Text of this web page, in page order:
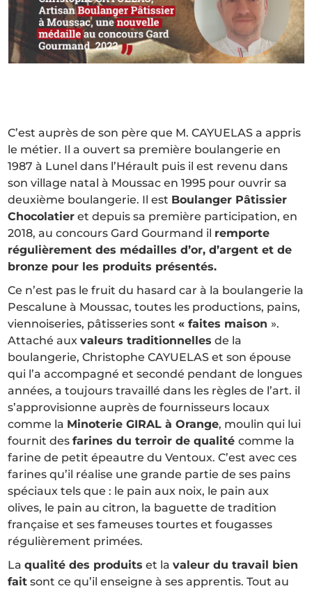
C’est auprès de son père que M. CAYUELAS a appris
le métier. Il a ouvert sa première boulangerie en
1987 à Lunel dans l’Hérault puis il est revenu dans
son village natal à Moussac en 1995 pour ouvrir sa
deuxième boulangerie. Il est Boulanger Pâtissier
Chocolatier et depuis sa première participation, en
2018, au concours Gard Gourmand il remporte
régulièrement des médailles d’or, d’argent et de
bronze pour les produits présentés.
Ce n’est pas le fruit du hasard car à la boulangerie la
Pescalune à Moussac, toutes les productions, pains,
viennoiseries, pâtisseries sont« faites maison».
Attaché auxvaleurs traditionnelles de la
boulangerie, Christophe CAYUELAS et son épouse
qui l’a accompagné et secondé pendant de longues
années, a toujours travaillé dans les règles de l’art. il
s’approvisionne auprès de fournisseurs locaux
comme la Minoterie GIRAL à Orange, moulin qui lui
fournit desfarines du terroir de qualitécomme la
farine de petit épeautre du Ventoux. C’est avec ces
farines qu’il réalise une grande partie de ses pains
spéciaux tels que : le pain aux noix, le pain aux
olives, le pain au citron, la baguette de tradition
française et ses fameuses tourtes et fougasses
régulièrement primées.
Laqualité des produits et lavaleur du travail bien
fait sont ce qu’il enseigne à ses apprentis. Tout au